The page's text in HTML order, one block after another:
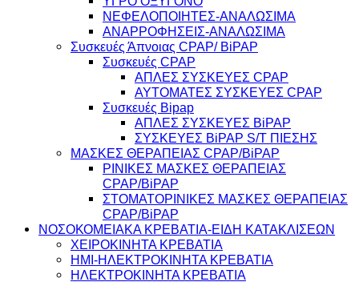
ΝΕΦΕΛΟΠΟΙΗΤΕΣ-ΑΝΑΛΩΣΙΜΑ
ΑΝΑΡΡΟΦΗΣΕΙΣ-ΑΝΑΛΩΣΙΜΑ
Συσκευές Άπνοιας CPAP/ BiPAP
Συσκευές CPAP
ΑΠΛΕΣ ΣΥΣΚΕΥΕΣ CPAP
ΑΥΤΟΜΑΤΕΣ ΣΥΣΚΕΥΕΣ CPAP
Συσκευές Bipap
ΑΠΛΕΣ ΣΥΣΚΕΥΕΣ BiPAP
ΣΥΣΚΕΥΕΣ BiPAP S/T ΠΙΕΣΗΣ
ΜΑΣΚΕΣ ΘΕΡΑΠΕΙΑΣ CPAP/BiPAP
ΡΙΝΙΚΕΣ ΜΑΣΚΕΣ ΘΕΡΑΠΕΙΑΣ
CPAP/BiPAP
ΣΤΟΜΑΤΟΡΙΝΙΚΕΣ ΜΑΣΚΕΣ ΘΕΡΑΠΕΙΑΣ
CPAP/BiPAP
ΝΟΣΟΚΟΜΕΙΑΚΑ ΚΡΕΒΑΤΙΑ-ΕΙΔΗ ΚΑΤΑΚΛΙΣΕΩΝ
ΧΕΙΡΟΚΙΝΗΤΑ ΚΡΕΒΑΤΙΑ
ΗΜΙ-ΗΛΕΚΤΡΟΚΙΝΗΤΑ ΚΡΕΒΑΤΙΑ
ΗΛΕΚΤΡΟΚΙΝΗΤΑ ΚΡΕΒΑΤΙΑ